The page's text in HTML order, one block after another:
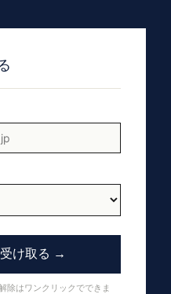
け取る →
除はワンクリックでできま